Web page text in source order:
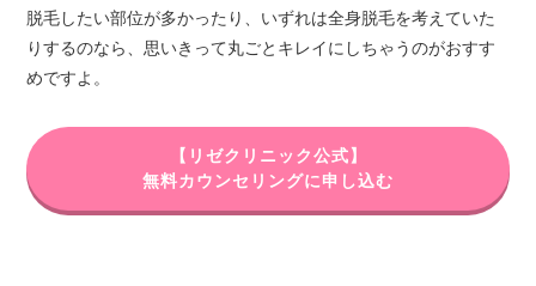
脱毛したい部位が多かったり、いずれは全身脱毛を考えていた
りするのなら、思いきって丸ごとキレイにしちゃうのがおすす
めですよ。
【リゼクリニック公式】
無料カウンセリングに申し込む